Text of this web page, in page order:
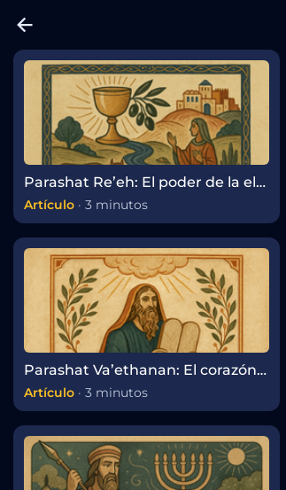
Parashat Re’eh: El poder de la elección y la responsabilidad de la santidad
Artículo · 3 minutos
Parashat Va’ethanan: El corazón de la Torá y el eco del Sinaí
Artículo · 3 minutos